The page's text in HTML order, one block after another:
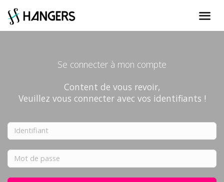
Se connecter à mon compte
Content de vous revoir,
Veuillez vous connecter avec vos identifiants !